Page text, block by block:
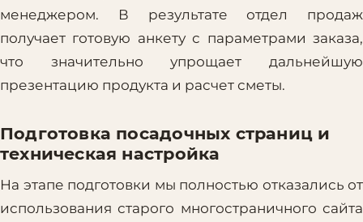
менеджером. В результате отдел продаж
получает готовую анкету с параметрами заказа,
что значительно упрощает дальнейшую
презентацию продукта и расчет сметы.
Подготовка посадочных страниц и
техническая настройка
На этапе подготовки мы полностью отказались от
использования старого многостраничного сайта